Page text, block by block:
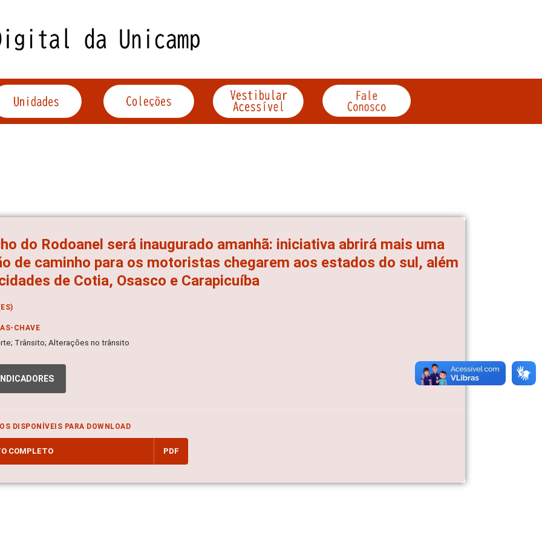
do Rodoanel será inaugurado amanhã: iniciativa abrirá mais uma
de caminho para os motoristas chegarem aos estados do sul, além
de Cotia, Osasco e Carapicuíba
CHAVE
Trânsito; Alterações no trânsito
INDICADORES
DISPONÍVEIS PARA DOWNLOAD
COMPLETO PDF